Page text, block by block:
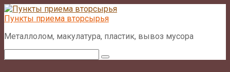
Перейти
к
Пункты приема вторсырья
Металлолом, макулатура, пластик, вывоз мусора